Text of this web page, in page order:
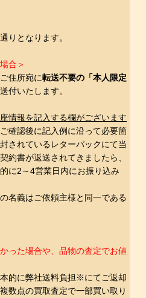
りとなります。
合＞
住所宛に転送不要の「本人限定
付いたします。
情報を記入する欄がございます
確認後に記入例に沿って必要箇
されているレターパックにて当
約書が返送されてきましたら、
に2～4営業日内にお振り込み
名義はご依頼主様と同一である
った場合や、品物の査定でお値
的に弊社送料負担※にてご返却
数点の買取査定で一部買い取り